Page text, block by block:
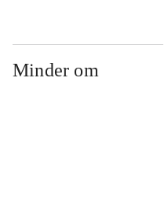
Minder om